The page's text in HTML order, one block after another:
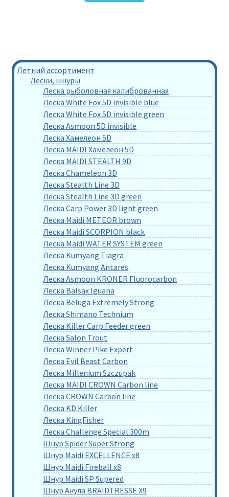
Летний ассортимент
Лески, шнуры
Леска рыболовная калиброванная
Леска White Fox 5D invisible blue
Леска White Fox 5D invisible green
Леска Asmoon 5D invisible
Леска Хамелеон 5D
Леска MAIDI Хамелеон 5D
Леска MAIDI STEALTH 9D
Леска Chameleon 3D
Леска Stealth Line 3D
Леска Stealth Line 3D green
Леска Carp Power 3D light green
Леска Maidi METEOR brown
Леска Maidi SCORPION black
Леска Maidi WATER SYSTEM green
Леска Kumyang Tiagra
Леска Kumyang Antares
Леска Asmoon KRONER Fluorocarbon
Леска Balsax Iguana
Леска Beluga Extremely Strong
Леска Shimano Technium
Леска Killer Carp Feeder green
Леска Salon Trout
Леска Winner Pike Expert
Леска Evil Beast Carbon
Леска Millenium Szczupak
Леска MAIDI CROWN Carbon line
Леска CROWN Carbon line
Леска KD Killer
Леска KingFisher
Леска Challenge Special 300m
Шнур Spider Super Strong
Шнур Maidi EXCELLENCE x8
Шнур Maidi Fireball x8
Шнур Maidi SP Supered
Шнур Акула BRAIDTRESSE X9